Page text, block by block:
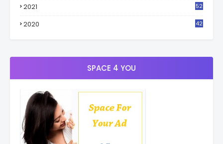
2021
52
2020
42
SPACE 4 YOU